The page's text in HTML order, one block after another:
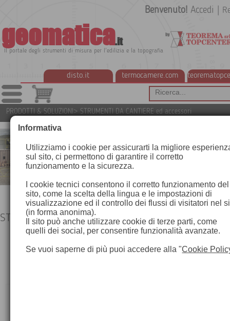
geomatica.it
Il portale degli strumenti di misura per l'edilizia e la topografia
disto.it termocamere.com
Benvenuto! Accedi
PRODOTTI & SOLUZIONI> STRUMENTI DA CANTIERE ed accessori
STRUMENTI DA CANTIERE ed accessori
Informativa
Utilizziamo i cookie per assicurarti la migliore
sul sito, ci permettono di garantire il corretto
funzionamento e la sicurezza.
I cookie tecnici consentono il corretto funzionamento del
sito, come la scelta della lingua e le impostazioni di
visualizzazione ed il controllo dei flussi di visitatori nel
(in forma anonima).
Il sito può anche utilizzare cookie di terze parti, come
quelli dei social, per consentire funzionalità avanzate.
Se vuoi saperne di più puoi accedere alla "Cookie